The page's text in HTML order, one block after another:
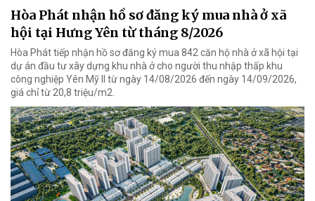
Hòa Phát nhận hồ sơ đăng ký mua nhà ở xã
hội tại Hưng Yên từ tháng 8/2026
Hòa Phát tiếp nhận hồ sơ đăng ký mua 842 căn hộ nhà ở xã hội tại
dự án đầu tư xây dựng khu nhà ở cho người thu nhập thấp khu
công nghiệp Yên Mỹ II từ ngày 14/08/2026 đến ngày 14/09/2026,
giá chỉ từ 20,8 triệu/m2.